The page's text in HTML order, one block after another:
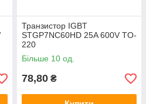
Транзистор IGBT
STGP7NC60HD 25A 600V TO-
220
Більше 10 од.
78,80 ₴